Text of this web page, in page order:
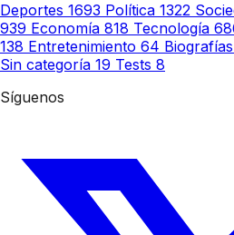
Deportes 1693 Política 1322
939 Economía 818 Tecnología
138 Entretenimiento 64 Biografías
Sin categoría 19 Tests 8
Síguenos